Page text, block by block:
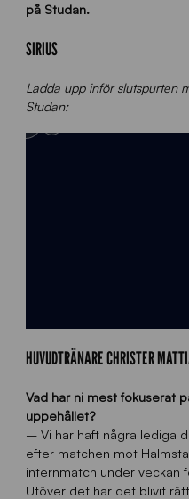
på Studan.
SIRIUS
Ladda upp inför slutspurten
Studan:
HUVUDTRÄNARE CHRISTER
Vad har ni mest fokuserat
uppehållet?
– Vi har haft några lediga
efter matchen mot
internmatch under veckan
Utöver det har det blivit